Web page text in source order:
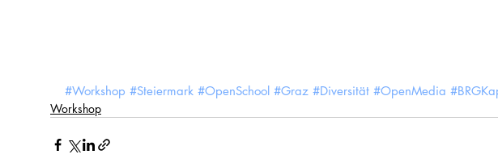
#Workshop #Steiermark #OpenSchool #Graz #Diversität #OpenMedia
Workshop